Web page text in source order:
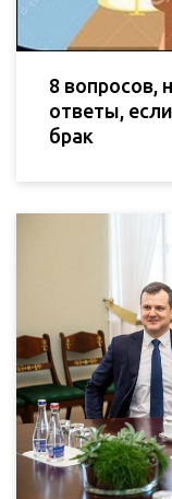
8 вопросов,
ответы,
брак